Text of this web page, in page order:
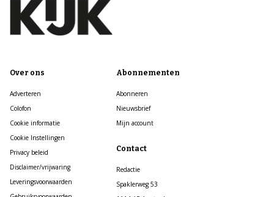
Over ons
Adverteren
Colofon
Cookie informatie
Cookie Instellingen
Privacy beleid
Disclaimer/vrijwaring
Leveringsvoorwaarden
Abonnementen
Abonneren
Nieuwsbrief
Mijn account
Contact
Redactie
Spaklerweg 53